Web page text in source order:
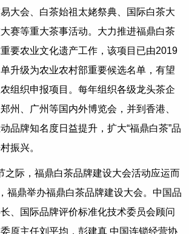
大会、白茶始祖太姥祭典、国际白茶大
赛等重大茶事活动。大力推进福鼎白茶
要农业文化遗产工作，该项目已由2019
升级为农业农村部重要候选名单，有望
组织申报项目。每年组织各级龙头茶企
州、广州等国内外博览会，并到香港、
品牌知名度日益提升，扩大“福鼎白茶”品
振兴。
之际，福鼎白茶品牌建设大会活动应运而
福鼎举办福鼎白茶品牌建设大会。中国品
、国际品牌评价标准化技术委员会顾问
原主任刘平均，彭建真 中国连锁经营协